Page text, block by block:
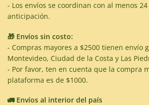
- Los envíos se coordinan con al menos
anticipación.
🎁 Envíos sin costo:
- Compras mayores a $2500 tienen envío
Montevideo, Ciudad de la Costa y Las
- Por favor, ten en cuenta que la compra
plataforma es de $1000.
🚛 Envíos al interior del país